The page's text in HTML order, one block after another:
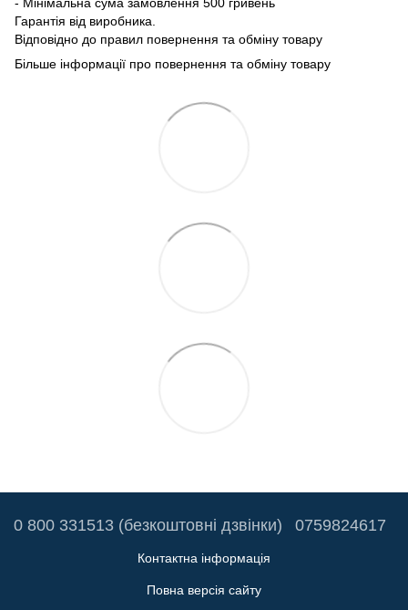
Гарантія від виробника.
Відповідно до правил повернення та обміну товару
Більше інформації про повернення та обміну товару
0 800 331513 (безкоштовні дзвінки) 0759824617
Контактна інформація
Повна версія сайту